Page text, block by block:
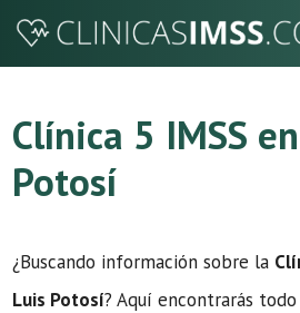
Saltar
Clínica 5 IMSS
Potosí
¿Buscando información sobre la
Luis Potosí? Aquí encontrarás